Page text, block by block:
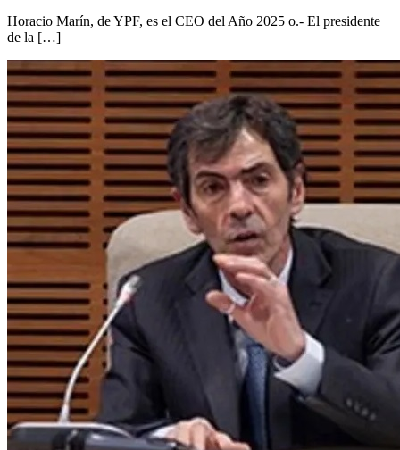
Horacio Marín, de YPF, es el CEO del Año 2025 o.- El presidente
de la […]